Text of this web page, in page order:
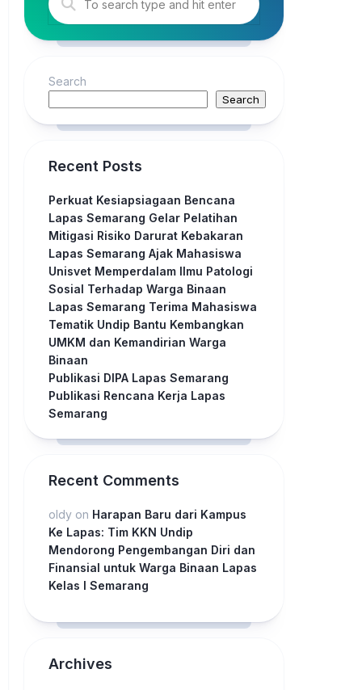
Search
Search
Recent Posts
Perkuat Kesiapsiagaan Bencana
Lapas Semarang Gelar Pelatihan
Mitigasi Risiko Darurat Kebakaran
Lapas Semarang Ajak Mahasiswa
Unisvet Memperdalam Ilmu Patologi
Sosial Terhadap Warga Binaan
Lapas Semarang Terima Mahasiswa
Tematik Undip Bantu Kembangkan
UMKM dan Kemandirian Warga
Binaan
Publikasi DIPA Lapas Semarang
Publikasi Rencana Kerja Lapas
Semarang
Recent Comments
oldy on Harapan Baru dari Kampus
Ke Lapas: Tim KKN Undip
Mendorong Pengembangan Diri dan
Finansial untuk Warga Binaan Lapas
Kelas I Semarang
Archives